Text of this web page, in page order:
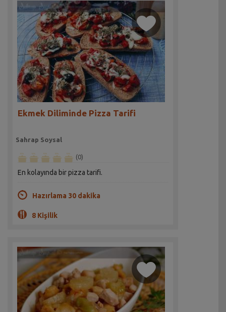
Ekmek Diliminde Pizza Tarifi
Sahrap Soysal
(0)
En kolayında bir pizza tarifi.
Hazırlama 30 dakika
8 Kişilik